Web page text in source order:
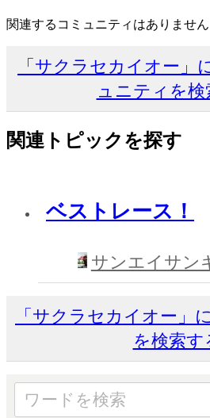
関連するコミュニティはありません
「サクラセカイオー」
ュニティを検
関連トピックを探す
ベストレース！
サンエイサン
「サクラセカイオー」
を検索す